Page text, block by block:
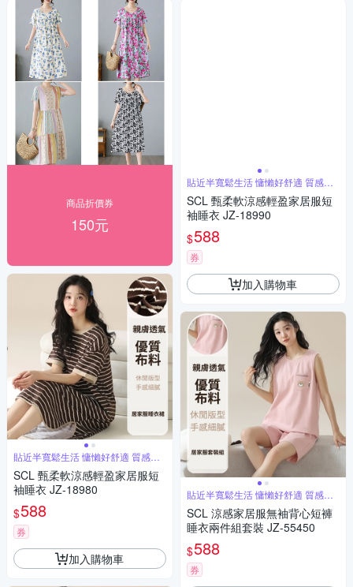
商品折價券
150元
貼近半寬鬆生活 慵懶好舒適 質感居
家
SCL 甄柔軟涼感輕盈家居服短
袖睡衣 JZ-18980
$588
券
加入購物車
貼近半寬鬆生活 慵懶好舒適 質感居
家
SCL 甄柔軟涼感輕盈家居服短
袖睡衣 JZ-18990
$588
券
加入購物車
貼近半寬鬆生活 慵懶好舒適 質感居
家
SCL 涼感家居服無袖背心短褲
睡衣兩件組套裝 JZ-55450
$588
券